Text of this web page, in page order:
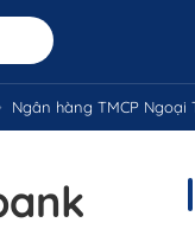
Ngân hàng TMCP Ngoại